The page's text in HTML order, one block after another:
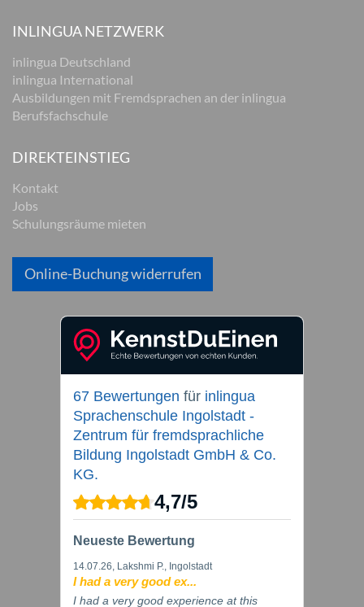
INLINGUA NETZWERK
inlingua Deutschland
inlingua International
Ausbildungen mit Fremdsprachen an der inlingua
Berufsfachschule
DIREKTEINSTIEG
Kontakt
Jobs
Schulungsräume mieten
Online-Buchung widerrufen
67 Bewertungen für inlingua
Sprachenschule Ingolstadt -
Zentrum für fremdsprachliche
Bildung Ingolstadt GmbH & Co.
KG.
4,7/5
Neueste Bewertung
14.07.26, Lakshmi P., Ingolstadt
I had a very good ex...
I had a very good experience at this